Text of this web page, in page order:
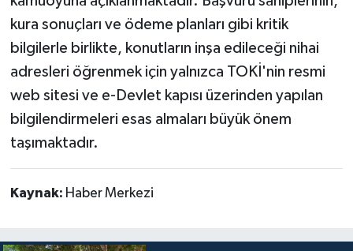
kura sonuçları ve ödeme planları gibi kritik
bilgilerle birlikte, konutların inşa edileceği nihai
adresleri öğrenmek için yalnızca TOKİ'nin resmi
web sitesi ve e-Devlet kapısı üzerinden yapılan
bilgilendirmeleri esas almaları büyük önem
taşımaktadır.
Kaynak: Haber Merkezi